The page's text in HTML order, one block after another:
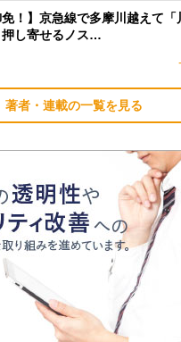
免！】京急線で多摩川越えて
し寄せるノス…
著者・連載の一覧を見る